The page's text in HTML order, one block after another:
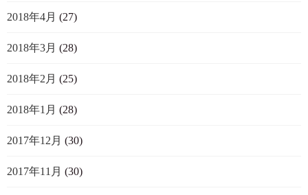
2018年4月 (27)
2018年3月 (28)
2018年2月 (25)
2018年1月 (28)
2017年12月 (30)
2017年11月 (30)